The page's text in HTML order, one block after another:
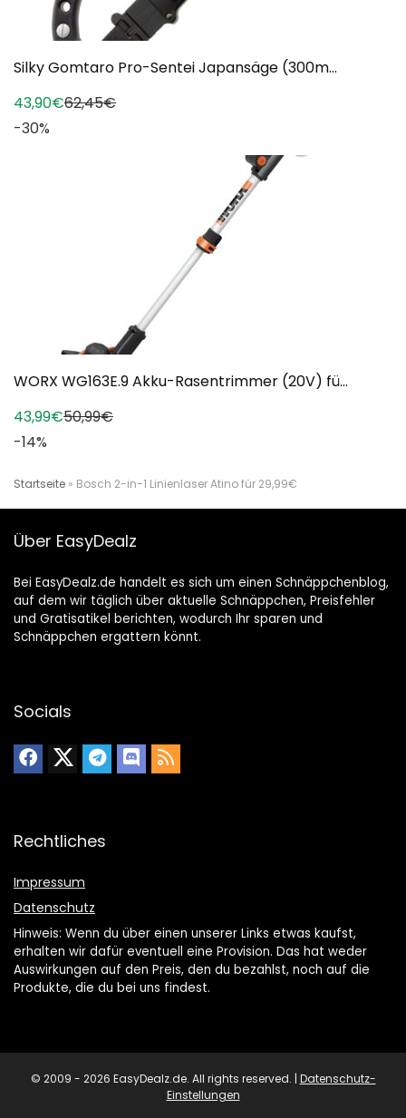
Silky Gomtaro Pro-Sentei Japansäge (300m...
43,90€62,45€
-30%
WORX WG163E.9 Akku-Rasentrimmer (20V) fü...
43,99€50,99€
-14%
Startseite » Bosch 2-in-1 Linienlaser Atino für 29,99€
Über EasyDealz
Bei EasyDealz.de handelt es sich um einen Schnäppchenblog,
auf dem wir täglich über aktuelle Schnäppchen, Preisfehler
und Gratisatikel berichten, wodurch Ihr sparen und
Schnäppchen ergattern könnt.
Socials
Rechtliches
Impressum
Datenschutz
Hinweis: Wenn du über einen unserer Links etwas kaufst,
erhalten wir dafür eventuell eine Provision. Das hat weder
Auswirkungen auf den Preis, den du bezahlst, noch auf die
Produkte, die du bei uns findest.
© 2009 - 2026 EasyDealz.de. All rights reserved. | Datenschutz-
Einstellungen